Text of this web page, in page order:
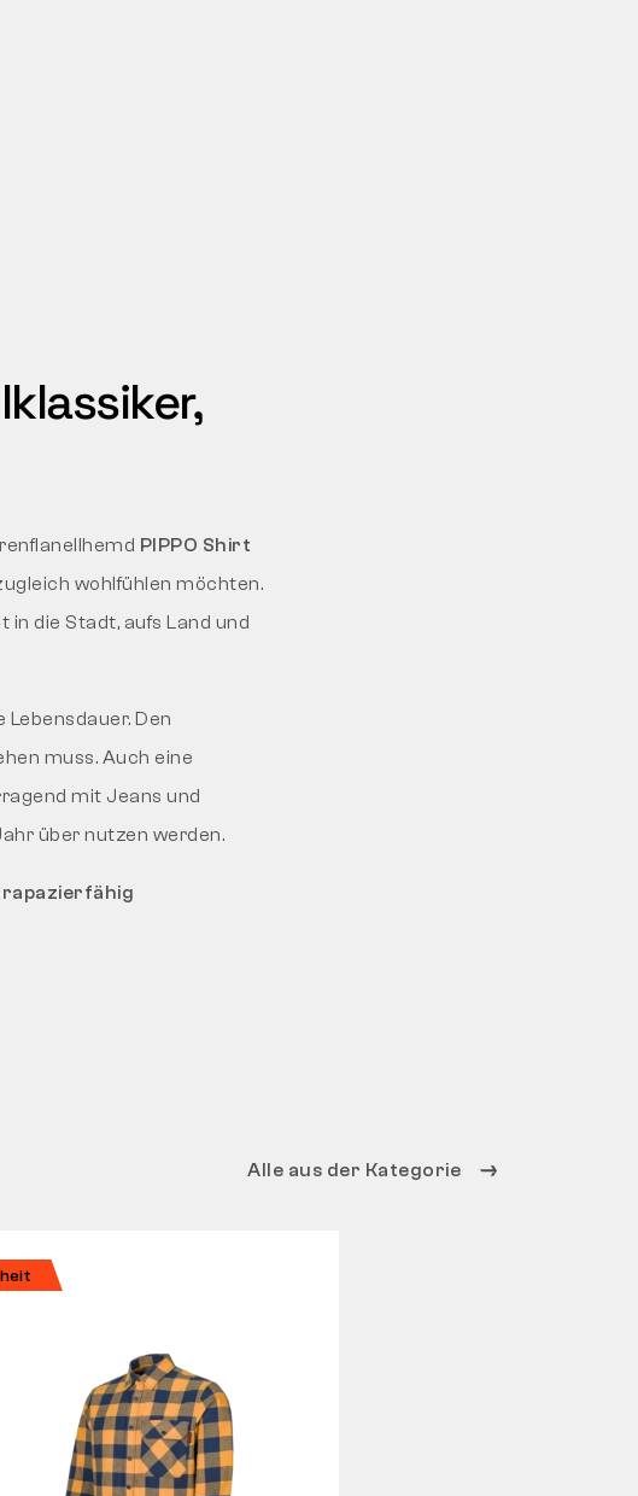
PIPPO Shirt
wohlfühlen möchten.
die Stadt, aufs Land und
Den
muss. Auch eine
mit Jeans und
über nutzen werden.
Alle aus der Kategorie